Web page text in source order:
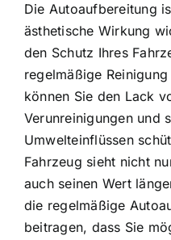
Die Autoaufbereitung
ästhetische Wirkung
den Schutz Ihres
regelmäßige
können Sie den Lack
Verunreinigungen und
Umwelteinflüssen
Fahrzeug sieht nicht
auch seinen Wert
die regelmäßige
beitragen, dass Sie